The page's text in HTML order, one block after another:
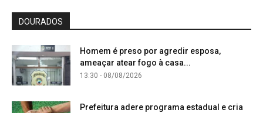
DOURADOS
Homem é preso por agredir esposa,
ameaçar atear fogo à casa...
13:30 - 08/08/2026
Prefeitura adere programa estadual e cria